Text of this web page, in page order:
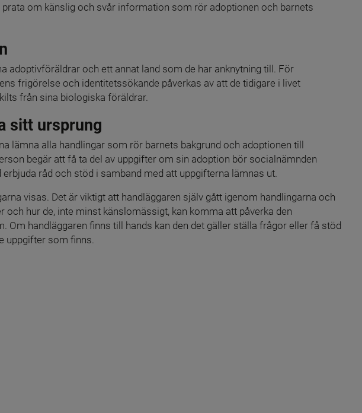
prata om känslig och svår information som rör adoptionen och barnets
adoptivföräldrar och ett annat land som de har anknytning till. För
frigörelse och identitetssökande påverkas av att de tidigare i livet
från sina biologiska föräldrar.
sitt ursprung
lämna alla handlingar som rör barnets bakgrund och adoptionen till
begär att få ta del av uppgifter om sin adoption bör socialnämnden
råd och stöd i samband med att uppgifterna lämnas ut.
visas. Det är viktigt att handläggaren själv gått igenom handlingarna och
och hur de, inte minst känslomässigt, kan komma att påverka den
Om handläggaren finns till hands kan den det gäller ställa frågor eller få stöd
uppgifter som finns.